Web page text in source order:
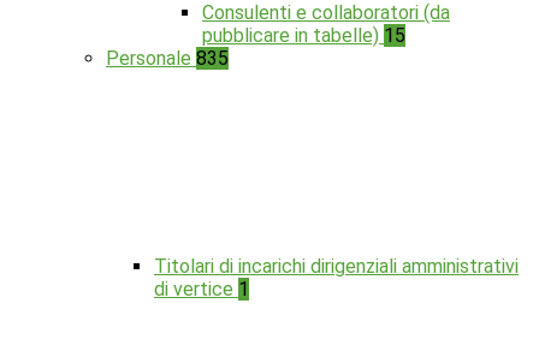
Consulenti e collaboratori (da
pubblicare in tabelle) 15
Personale 835
Titolari di incarichi dirigenziali amministrativi
di vertice 1